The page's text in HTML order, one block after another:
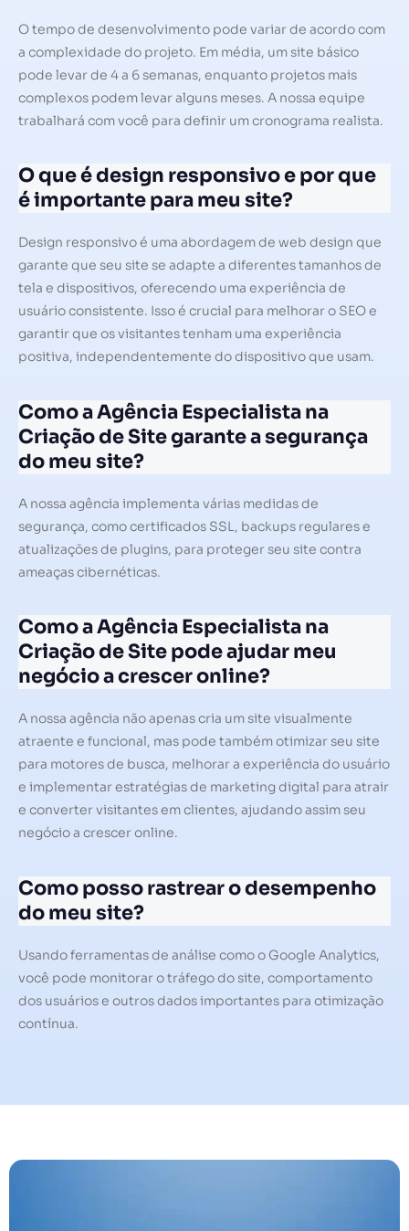
O tempo de desenvolvimento pode variar de acordo com
a complexidade do projeto. Em média, um site básico
pode levar de 4 a 6 semanas, enquanto projetos mais
complexos podem levar alguns meses. A nossa equipe
trabalhará com você para definir um cronograma realista.
O que é design responsivo e por que
é importante para meu site?
Design responsivo é uma abordagem de web design que
garante que seu site se adapte a diferentes tamanhos de
tela e dispositivos, oferecendo uma experiência de
usuário consistente. Isso é crucial para melhorar o SEO e
garantir que os visitantes tenham uma experiência
positiva, independentemente do dispositivo que usam.
Como a Agência Especialista na
Criação de Site garante a segurança
do meu site?
A nossa agência implementa várias medidas de
segurança, como certificados SSL, backups regulares e
atualizações de plugins, para proteger seu site contra
ameaças cibernéticas.
Como a Agência Especialista na
Criação de Site pode ajudar meu
negócio a crescer online?
A nossa agência não apenas cria um site visualmente
atraente e funcional, mas pode também otimizar seu site
para motores de busca, melhorar a experiência do usuário
e implementar estratégias de marketing digital para atrair
e converter visitantes em clientes, ajudando assim seu
negócio a crescer online.
Como posso rastrear o desempenho
do meu site?
Usando ferramentas de análise como o Google Analytics,
você pode monitorar o tráfego do site, comportamento
dos usuários e outros dados importantes para otimização
contínua.